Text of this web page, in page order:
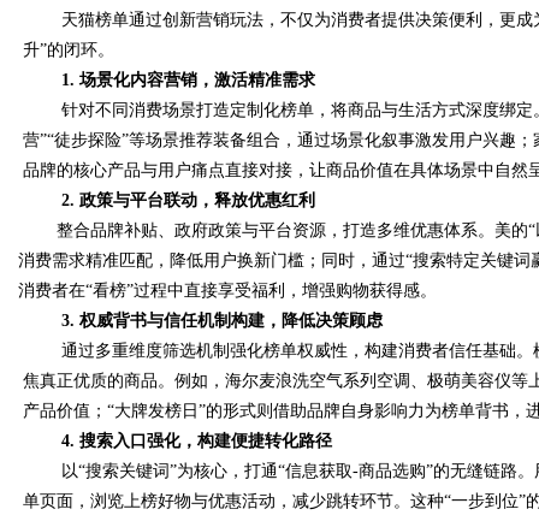
ar
d
天猫榜单通过创新营销玩法，不仅为消费者提供决策便利，更
升”的闭环。
1. 场景化内容营销，激活精准需求
针对不同消费场景打造定制化榜单，将商品与生活方式深度绑
营”“徒步探险”等场景推荐装备组合，通过场景化叙事激发用户兴趣
品牌的核心产品与用户痛点直接对接，让商品价值在具体场景中自然
2. 政策与平台联动，释放优惠红利
整合品牌补贴、政府政策与平台资源，打造多维优惠体系。美的
消费需求精准匹配，降低用户换新门槛；同时，通过“搜索特定关键
消费者在“看榜”过程中直接享受福利，增强购物获得感。
3. 权威背书与信任机制构建，降低决策顾虑
通过多重维度筛选机制强化榜单权威性，构建消费者信任基础
焦真正优质的商品。例如，海尔麦浪洗空气系列空调、极萌美容仪
产品价值；“大牌发榜日”的形式则借助品牌自身影响力为榜单背书，
4. 搜索入口强化，构建便捷转化路径
以“搜索关键词”为核心，打通“信息获取-商品选购”的无缝链路
单页面，浏览上榜好物与优惠活动，减少跳转环节。这种“一步到位